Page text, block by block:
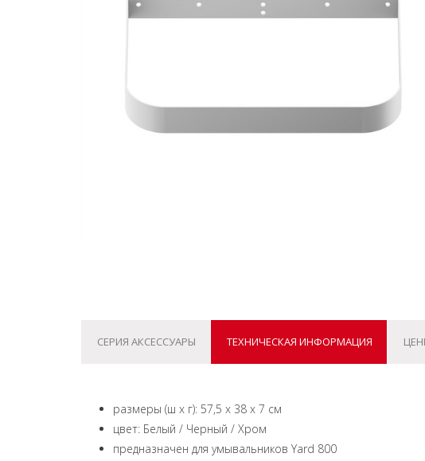
СЕРИЯ АКСЕССУАРЫ ТЕХНИЧЕСКАЯ ИНФОРМАЦИЯ
размеры (ш x г): 57,5 x 38 x 7 см
цвет: Белый / Черный / Хром
предназначен для умывальников Yard 800